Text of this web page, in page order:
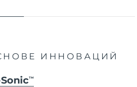
ИННОВАЦИЙ
TM